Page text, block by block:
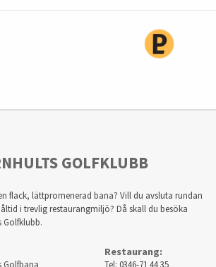
GOLFKLUBB
flack, lättpromenerad bana? Vill du avsluta rundan
i trevlig restaurangmiljö? Då skall du besöka
Golfklubb.
Golfbana
Restaurang:
Tel: 0346-71 44 35